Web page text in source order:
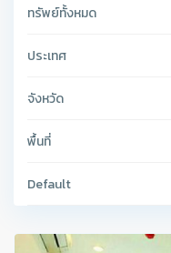
ทรัพย์ทั้งหมด
ประเทศ
จังหวัด
พื้นที่
Default